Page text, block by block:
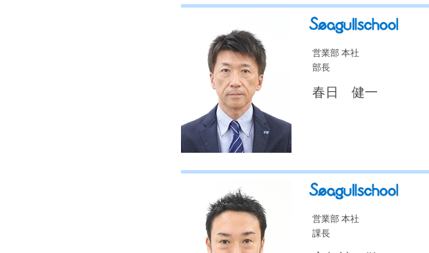
営業部 本社
部長
春日 健一
営業部 本社
課長